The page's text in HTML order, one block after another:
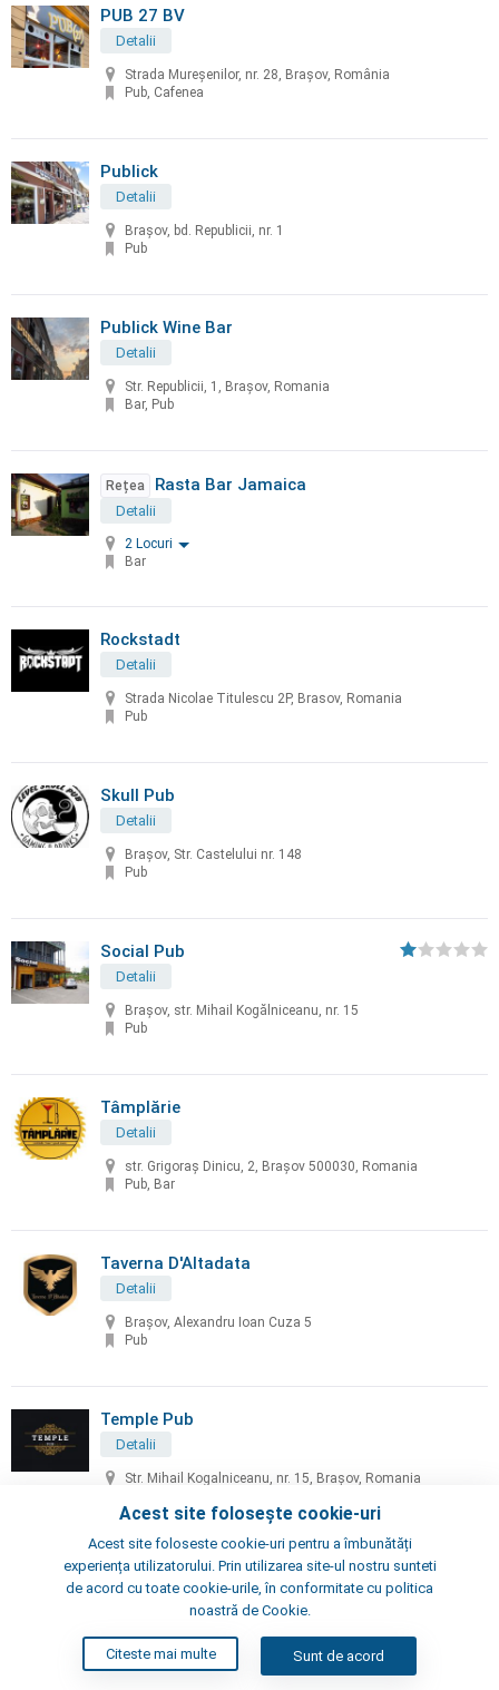
PUB 27 BV
Detalii
Strada Mureșenilor, nr. 28, Brașov, România
Pub, Cafenea
Publick
Detalii
Brașov, bd. Republicii, nr. 1
Pub
Publick Wine Bar
Detalii
Str. Republicii, 1, Brașov, Romania
Bar, Pub
Rețea Rasta Bar Jamaica
Detalii
2 Locuri
Bar
Rockstadt
Detalii
Strada Nicolae Titulescu 2P, Brasov, Romania
Pub
Skull Pub
Detalii
Brașov, Str. Castelului nr. 148
Pub
Social Pub
Detalii
Brașov, str. Mihail Kogălniceanu, nr. 15
Pub
Tâmplărie
Detalii
str. Grigoraș Dinicu, 2, Brașov 500030, Romania
Pub, Bar
Taverna D'Altadata
Detalii
Brașov, Alexandru Ioan Cuza 5
Pub
Temple Pub
Detalii
Str. Mihail Kogalniceanu, nr. 15, Brașov, Romania
The Jar - Meeting Point Bar
Brașov, Str. Republicii nr. 42
Pub, Bar
Acest site folosește cookie-uri
Acest site foloseste cookie-uri pentru a îmbunătăți
experiența utilizatorului. Prin utilizarea site-ul nostru sunteti
de acord cu toate cookie-urile, în conformitate cu politica
noastră de Cookie.
Citeste mai multe Sunt de acord